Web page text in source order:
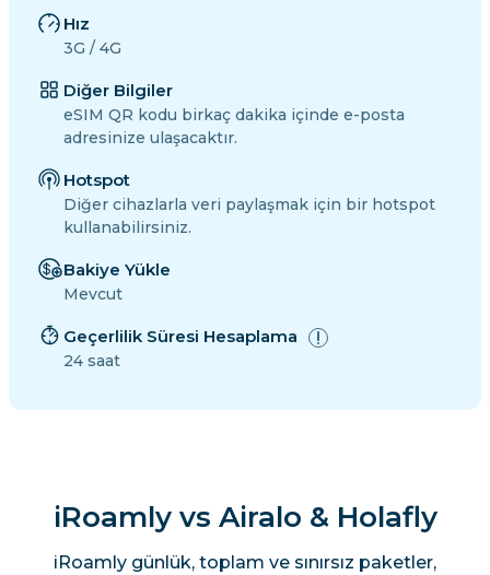
Hız
3G / 4G
Diğer Bilgiler
eSIM QR kodu birkaç dakika içinde e-posta
adresinize ulaşacaktır.
Hotspot
Diğer cihazlarla veri paylaşmak için bir hotspot
kullanabilirsiniz.
Bakiye Yükle
Mevcut
Geçerlilik Süresi Hesaplama
24 saat
iRoamly vs Airalo & Holafly
iRoamly günlük, toplam ve sınırsız paketler,